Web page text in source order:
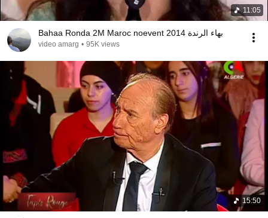
11:05
Bahaa Ronda 2M Maroc noevent 2014 بهاء الرندة
video amarg • 95K views
15:50